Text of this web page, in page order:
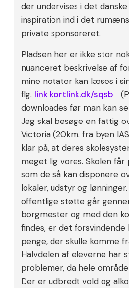
der undervises i det
inspiration ind i det
private sponsoreret.
Pladsen her er ikke stor
nuanceret beskrivelse af
mine notater kan læses i
flg. link kortlink.dk/sqsb
downloades før man kan
Jeg skal besøge en fattig
Victoria (20km. fra byen
klar på, at deres
meget lig vores. Skolen får
som de så kan disponere
lokaler, udstyr og
offentlige støtte går
borgmester og med den
findes, er det forsvindende
penge, der skulle komme
Halvdelen af eleverne har
problemer, da hele
Der er udbredt vold og